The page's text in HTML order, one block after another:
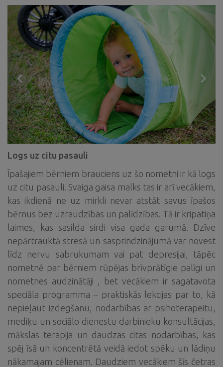
Logs uz citu pasauli
Īpašajiem bērniem brauciens uz šo nometni ir kā logs
uz citu pasauli. Svaiga gaisa malks tas ir arī vecākiem,
kas ikdienā ne uz mirkli nevar atstāt savus īpašos
bērnus bez uzraudzības un palīdzības. Tā ir kripatiņa
laimes, kas sasilda sirdi visa gada garumā. Dzīve
nepārtrauktā stresā un sasprindzinājumā var novest
līdz nervu sabrukumam vai pat depresijai, tāpēc
nometnē par bērniem rūpējas brīvprātīgie palīgi un
nometnes audzinātāji , bet vecākiem ir sagatavota
speciāla programma – praktiskās lekcijas par to, kā
nepieļaut izdegšanu, nodarbības ar psihoterapeitu,
mediķu un sociālo dienestu darbinieku konsultācijas,
mākslas terapija un daudzas citas nodarbības, kas
spēj īsā un koncentrētā veidā iedot spēku un lādiņu
nākamajam cēlienam. Daudziem vecākiem šīs četras